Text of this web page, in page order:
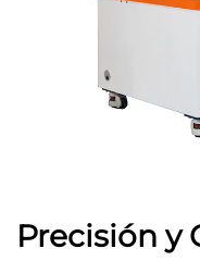
Precisión y